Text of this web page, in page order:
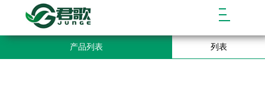
产品列表 列表